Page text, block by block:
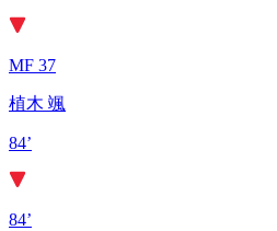
MF 37
植木 颯
84’
84’